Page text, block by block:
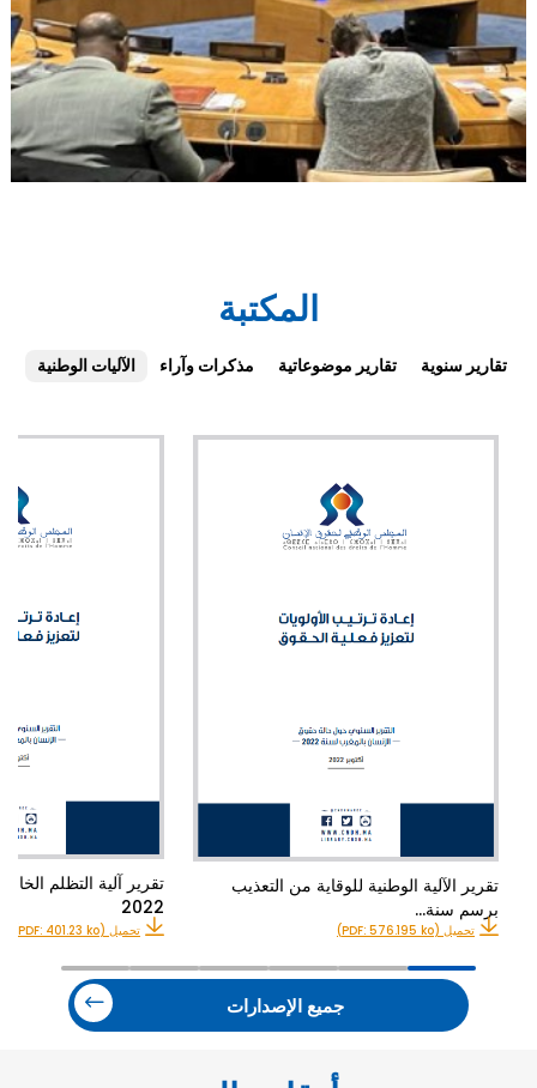
المكتبة
تقارير سنوية تقارير موضوعاتية مذكرات وآراء الآليات الوطنية
جميع الإصدارات
تقرير الآلية الوطنية للوقاية من التعذيب
برسم سنة…
تحميل (PDF: 576.195 ko)
تقرير آلية التظلم
2022
تحميل (PDF: 401.23 ko)